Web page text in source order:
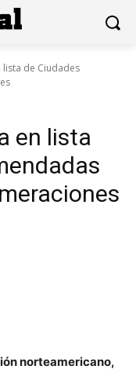
lista de Ciudades
en lista
norteamericano,